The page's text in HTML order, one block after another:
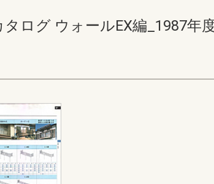
ログ ウォールEX編_1987年